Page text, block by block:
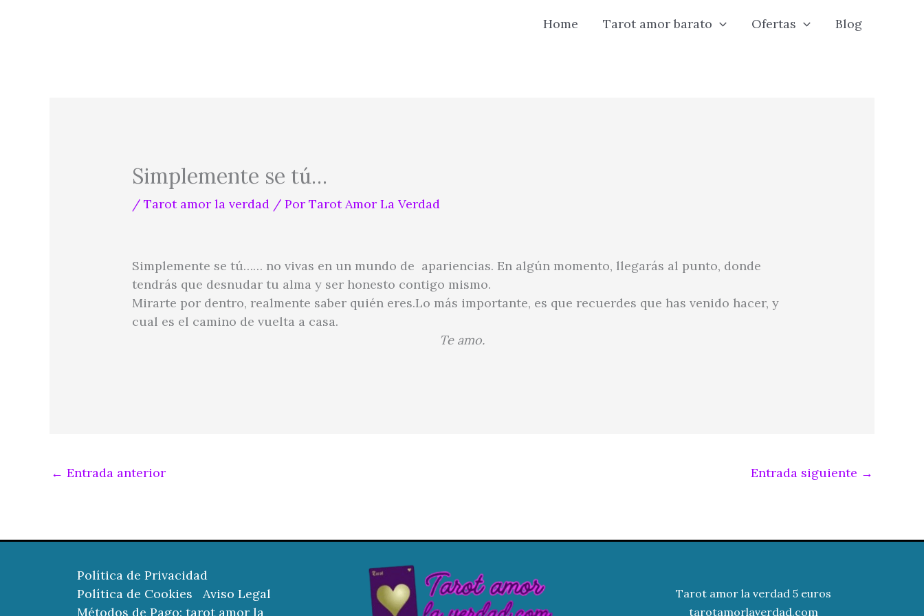
Home Tarot amor barato Ofertas Blog
Simplemente se tú…
/Tarot amor la verdad / PorTarot Amor La Verdad
Simplemente se tú…… no vivas en un mundo de apariencias. En algún momento, llegarás al punto, donde
tendrás que desnudar tu alma y ser honesto contigo mismo.
Mirarte por dentro, realmente saber quién eres.Lo más importante, es que recuerdes que has venido hacer, y
cual es el camino de vuelta a casa.
Te amo.
← Entrada anterior Entrada siguiente →
Política de Privacidad
Política de Cookies
Aviso Legal
Métodos de Pago: tarot amor la
Tarot amor la verdad 5 euros
tarotamorlaverdad.com